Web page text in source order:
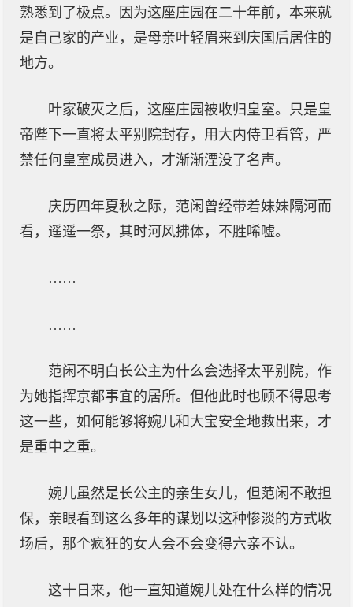
熟悉到了极点。因为这座庄园在二十年前，本来就
是自己家的产业，是母亲叶轻眉来到庆国后居住的
地方。
叶家破灭之后，这座庄园被收归皇室。只是皇
帝陛下一直将太平别院封存，用大内侍卫看管，严
禁任何皇室成员进入，才渐渐湮没了名声。
庆历四年夏秋之际，范闲曾经带着妹妹隔河而
看，遥遥一祭，其时河风拂体，不胜唏嘘。
……
……
范闲不明白长公主为什么会选择太平别院，作
为她指挥京都事宜的居所。但他此时也顾不得思考
这一些，如何能够将婉儿和大宝安全地救出来，才
是重中之重。
婉儿虽然是长公主的亲生女儿，但范闲不敢担
保，亲眼看到这么多年的谋划以这种惨淡的方式收
场后，那个疯狂的女人会不会变得六亲不认。
这十日来，他一直知道婉儿处在什么样的情况